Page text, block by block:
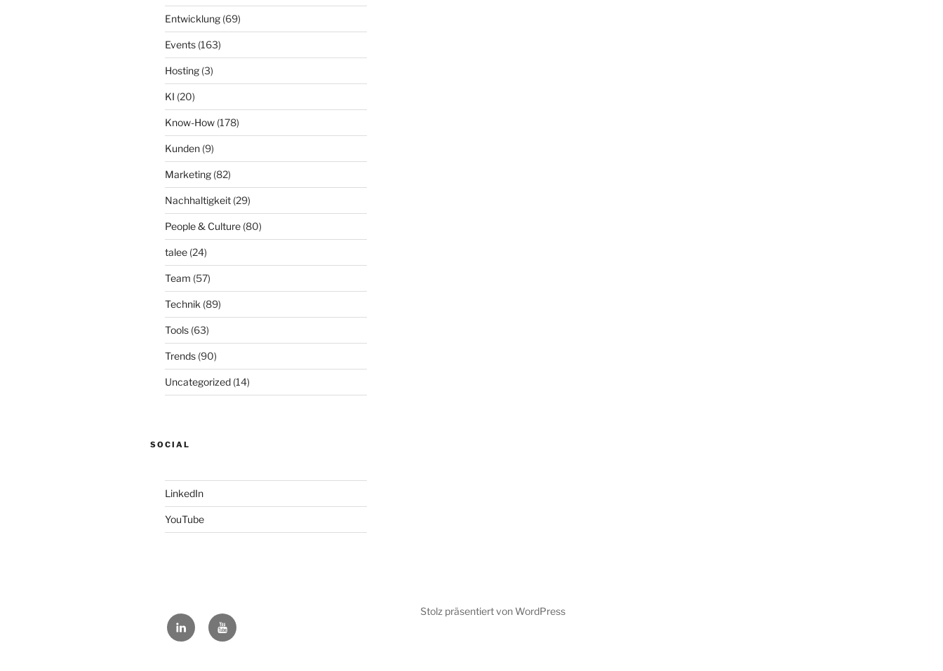
Entwicklung (69)
Events (163)
Hosting (3)
KI (20)
Know-How (178)
Kunden (9)
Marketing (82)
Nachhaltigkeit (29)
People & Culture (80)
talee (24)
Team (57)
Technik (89)
Tools (63)
Trends (90)
Uncategorized (14)
SOCIAL
LinkedIn
YouTube
LinkedInYouTube
Stolz präsentiert von WordPress